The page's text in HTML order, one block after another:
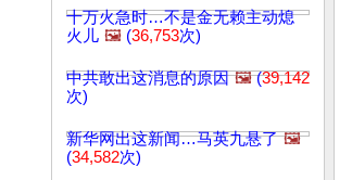
十万火急时…不是金无赖主动熄
火儿 🖼️ (36,753次)
中共敢出这消息的原因 🖼️(39,142
次)
新华网出这新闻…马英九悬了 🖼️
(34,582次)